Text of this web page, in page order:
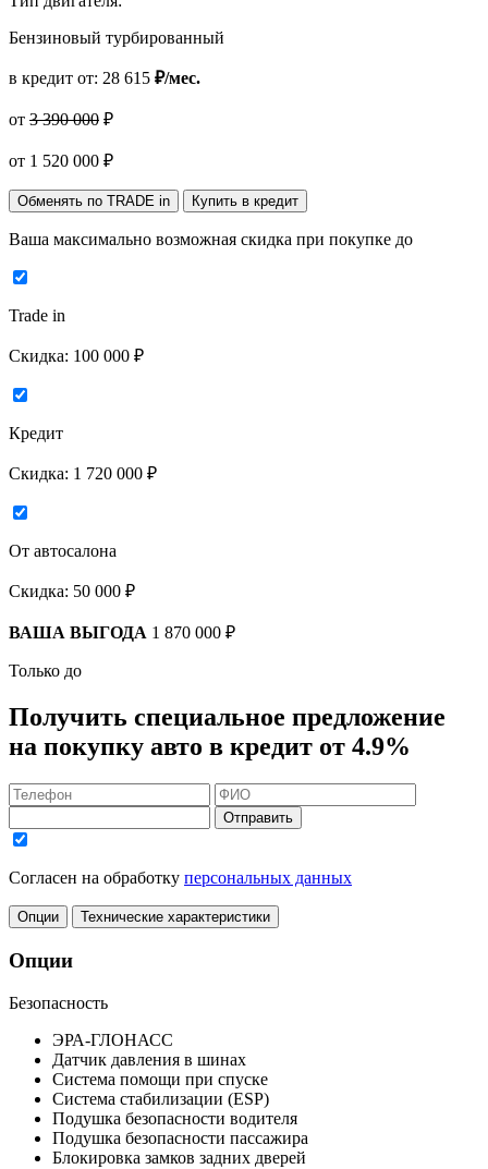
Бензиновый турбированный
в кредит от: 28 615 ₽/мес.
от 3 390 000 ₽
от 1 520 000 ₽
Обменять по TRADE in Купить в кредит
Ваша максимально возможная скидка при покупке до
Trade in
Скидка: 100 000 ₽
Кредит
Скидка: 1 720 000 ₽
От автосалона
Скидка: 50 000 ₽
ВАША ВЫГОДА 1 870 000 ₽
Только до
Получить специальное предложение
на покупку авто в кредит от 4.9%
Отправить
Согласен на обработку персональных данных
Опции Технические характеристики
Опции
Безопасность
ЭРА-ГЛОНАСС
Датчик давления в шинах
Система помощи при спуске
Система стабилизации (ESP)
Подушка безопасности водителя
Подушка безопасности пассажира
Блокировка замков задних дверей